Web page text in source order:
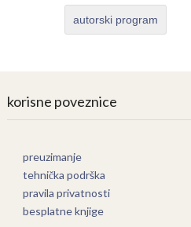
autorski program
korisne poveznice
preuzimanje
tehnička podrška
pravila privatnosti
besplatne knjige